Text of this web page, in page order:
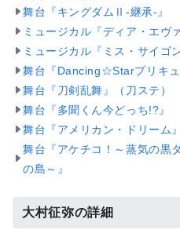
舞台『キングダムⅡ-継承-』
ミュージカル『ディア・エヴ
ミュージカル『ミス・サイゴン
舞台『Dancing☆Starプリキュ
舞台『刀剣乱舞』（刀ステ）
舞台『多聞くん今どっち!?』
舞台『アメリカン・ドリーム』
舞台『アケチコ！～蒸気の黒
の島～』
大村征弥の詳細